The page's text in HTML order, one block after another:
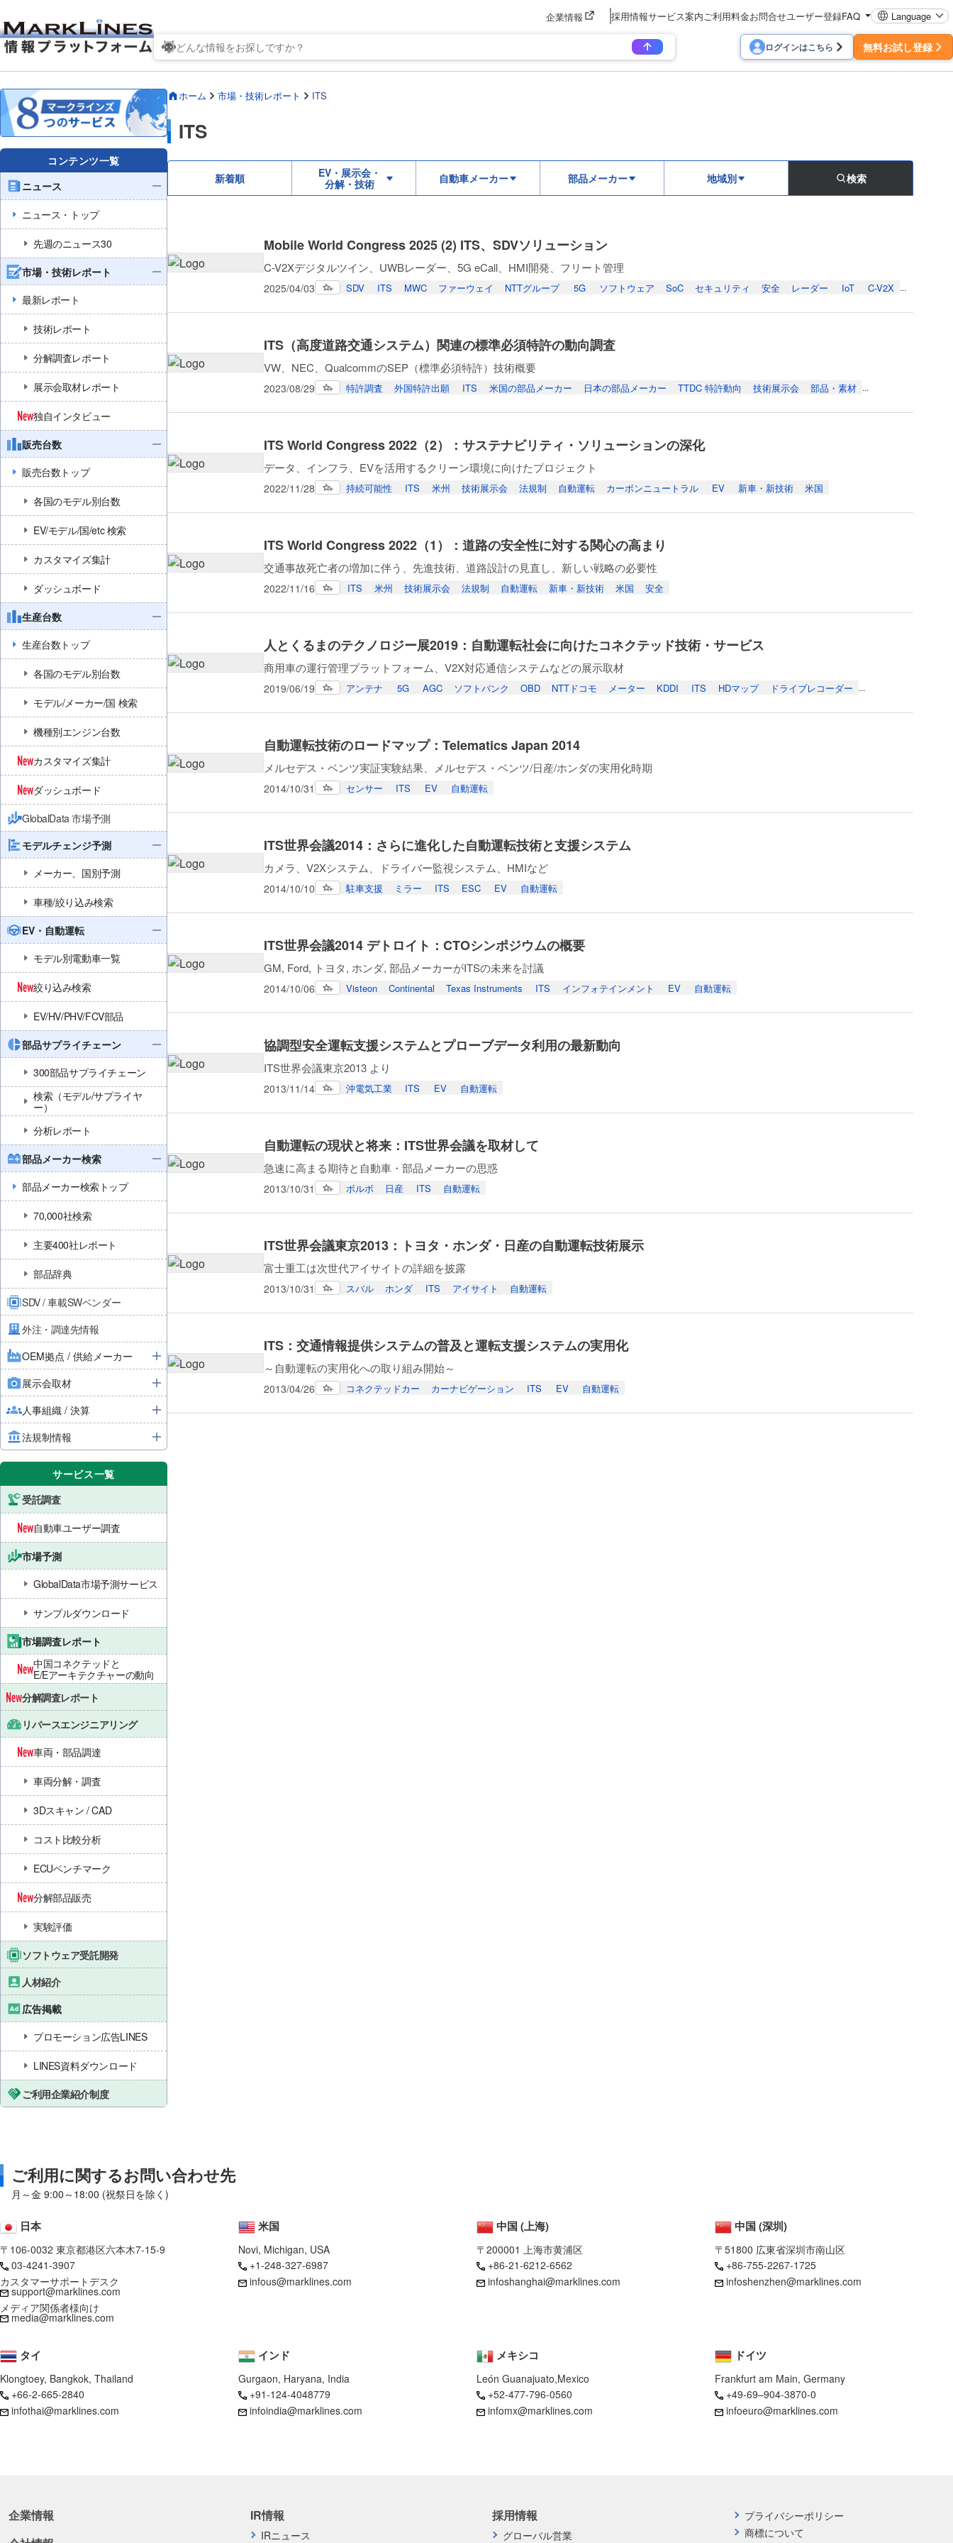
企業情報 採用情報サービス案内 ご利用料金お問合せユーザー登録FAQ Language
ログインはこちら 無料お試し登録
コンテンツ一覧
ニュース
ニュース・トップ
先週のニュース30
市場・技術レポート
最新レポート
技術レポート
分解調査レポート
展示会取材レポート
独自インタビュー
販売台数
販売台数トップ
各国のモデル別台数
EV/モデル/国/etc 検索
カスタマイズ集計
ダッシュボード
生産台数
生産台数トップ
各国のモデル別台数
モデル/メーカー/国 検索
機種別エンジン台数
カスタマイズ集計
ダッシュボード
GlobalData 市場予測
モデルチェンジ予測
メーカー、国別予測
車種/絞り込み検索
EV・自動運転
モデル別電動車一覧
絞り込み検索
EV/HV/PHV/FCV部品
部品サプライチェーン
300部品サプライチェーン
検索（モデル/サプライヤ
ー）
分析レポート
部品メーカー検索
部品メーカー検索トップ
70,000社検索
主要400社レポート
部品辞典
SDV / 車載SWベンダー
外注・調達先情報
OEM拠点 / 供給メーカー
展示会取材
人事組織 / 決算
法規制情報
サービス一覧
受託調査
自動車ユーザー調査
市場予測
GlobalData市場予測サービス
サンプルダウンロード
市場調査レポート
中国コネクテッドと
E/Eアーキテクチャーの動向
分解調査レポート
リバースエンジニアリング
車両・部品調達
車両分解・調査
3Dスキャン / CAD
コスト比較分析
ECUベンチマーク
分解部品販売
実験評価
ソフトウェア受託開発
人材紹介
広告掲載
プロモーション広告LINES
LINES資料ダウンロード
ご利用企業紹介制度
ホーム 市場・技術レポート ITS
ITS
新着順
EV・展示会・
分解・技術
自動車メーカー 部品メーカー 地域別 検索
Mobile World Congress 2025 (2) ITS、SDVソリューション
C-V2Xデジタルツイン、UWBレーダー、5G eCall、HMI開発、フリート管理
2025/04/03 SDV ITS MWC ファーウェイ NTTグループ 5G ソフトウェア SoC セキュリティ 安全 レーダー IoT C-V2X ...
ITS（高度道路交通システム）関連の標準必須特許の動向調査
VW、NEC、QualcommのSEP（標準必須特許）技術概要
2023/08/29 特許調査 外国特許出願 ITS 米国の部品メーカー 日本の部品メーカー TTDC 特許動向 技術展示会 部品・素材 ...
ITS World Congress 2022（2）：サステナビリティ・ソリューションの深化
データ、インフラ、EVを活用するクリーン環境に向けたプロジェクト
2022/11/28 持続可能性 ITS 米州 技術展示会 法規制 自動運転 カーボンニュートラル EV 新車・新技術 米国
ITS World Congress 2022（1）：道路の安全性に対する関心の高まり
交通事故死亡者の増加に伴う、先進技術、道路設計の見直し、新しい戦略の必要性
2022/11/16 ITS 米州 技術展示会 法規制 自動運転 新車・新技術 米国 安全
人とくるまのテクノロジー展2019：自動運転社会に向けたコネクテッド技術・サービス
商用車の運行管理プラットフォーム、V2X対応通信システムなどの展示取材
2019/06/19 アンテナ 5G AGC ソフトバンク OBD NTTドコモ メーター KDDI ITS HDマップ ドライブレコーダー ...
自動運転技術のロードマップ：Telematics Japan 2014
メルセデス・ベンツ実証実験結果、メルセデス・ベンツ/日産/ホンダの実用化時期
2014/10/31 センサー ITS EV 自動運転
ITS世界会議2014：さらに進化した自動運転技術と支援システム
カメラ、V2Xシステム、ドライバー監視システム、HMIなど
2014/10/10 駐車支援 ミラー ITS ESC EV 自動運転
ITS世界会議2014 デトロイト：CTOシンポジウムの概要
GM, Ford, トヨタ, ホンダ, 部品メーカーがITSの未来を討議
2014/10/06 Visteon Continental Texas Instruments ITS インフォテインメント EV 自動運転
協調型安全運転支援システムとプローブデータ利用の最新動向
ITS世界会議東京2013 より
2013/11/14 沖電気工業 ITS EV 自動運転
自動運転の現状と将来：ITS世界会議を取材して
急速に高まる期待と自動車・部品メーカーの思惑
2013/10/31 ボルボ 日産 ITS 自動運転
ITS世界会議東京2013：トヨタ・ホンダ・日産の自動運転技術展示
富士重工は次世代アイサイトの詳細を披露
2013/10/31 スバル ホンダ ITS アイサイト 自動運転
ITS：交通情報提供システムの普及と運転支援システムの実用化
～自動運転の実用化への取り組み開始～
2013/04/26 コネクテッドカー カーナビゲーション ITS EV 自動運転
ご利用に関するお問い合わせ先
月～金 9:00～18:00 (祝祭日を除く)
日本
〒106-0032 東京都港区六本木7-15-9
03-4241-3907
カスタマーサポートデスク
support@marklines.com
メディア関係者様向け
media@marklines.com
米国
Novi, Michigan, USA
+1-248-327-6987
infous@marklines.com
メキシコ
León Guanajuato,Mexico
+52-477-796-0560
infomx@marklines.com
ドイツ
Frankfurt am Main, Germany
+49-69–904-3870-0
infoeuro@marklines.com
中国 (上海)
〒200001 上海市黄浦区
+86-21-6212-6562
infoshanghai@marklines.com
中国 (深圳)
〒51800 広東省深圳市南山区
+86-755-2267-1725
infoshenzhen@marklines.com
タイ
Klongtoey, Bangkok, Thailand
+66-2-665-2840
infothai@marklines.com
インド
Gurgaon, Haryana, India
+91-124-4048779
infoindia@marklines.com
企業情報
プライバシーポリシー
商標について
採用情報
グローバル営業
IR情報
IRニュース